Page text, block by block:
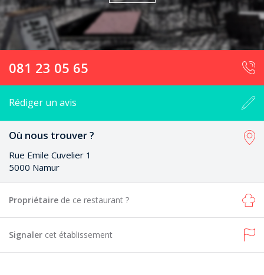
081 23 05 65
Rédiger un avis
Où nous trouver ?
Rue Emile Cuvelier 1
5000 Namur
Propriétaire de ce restaurant ?
Signaler cet établissement